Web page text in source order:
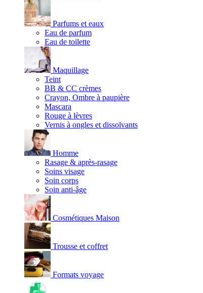
Parfums et eaux
Eau de parfum
Eau de toilette
Maquillage
Teint
BB & CC crèmes
Crayon, Ombre à paupière
Mascara
Rouge à lèvres
Vernis à ongles et dissolvants
Homme
Rasage & après-rasage
Soins visage
Soin corps
Soin anti-âge
Cosmétiques Maison
Trousse et coffret
Formats voyage